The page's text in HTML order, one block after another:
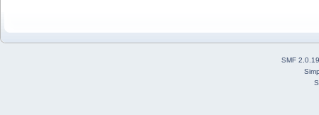
SMF 2.0.19